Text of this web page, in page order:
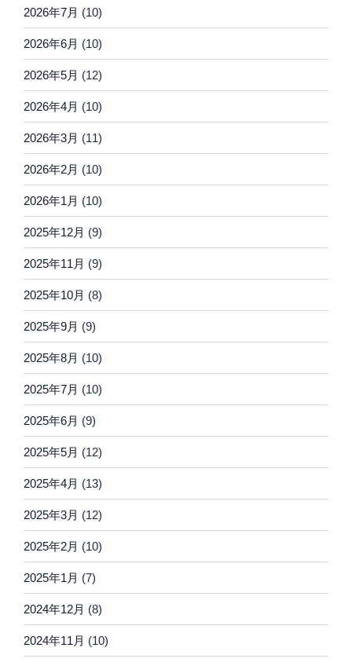
2026年7月 (10)
2026年6月 (10)
2026年5月 (12)
2026年4月 (10)
2026年3月 (11)
2026年2月 (10)
2026年1月 (10)
2025年12月 (9)
2025年11月 (9)
2025年10月 (8)
2025年9月 (9)
2025年8月 (10)
2025年7月 (10)
2025年6月 (9)
2025年5月 (12)
2025年4月 (13)
2025年3月 (12)
2025年2月 (10)
2025年1月 (7)
2024年12月 (8)
2024年11月 (10)